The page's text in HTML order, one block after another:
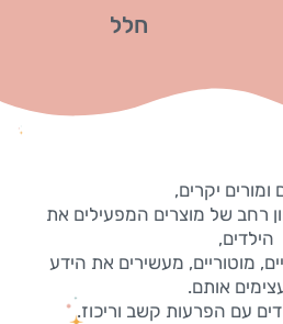
חלל
ומורים יקרים,
רחב של מוצרים המפעילים את
הילדים,
מוטוריים, מעשירים את הידע
אותם.
עם הפרעות קשב וריכוז.